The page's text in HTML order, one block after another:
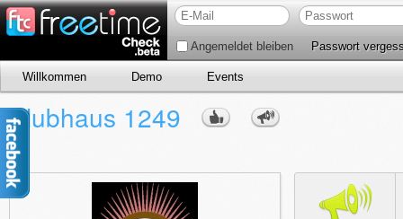
Angemeldet bleiben Passwort
Willkommen Demo Events
Klubhaus 1249